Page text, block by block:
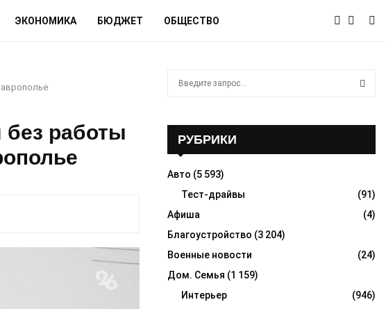
ЭКОНОМИКА БЮДЖЕТ ОБЩЕСТВО
без работы
o
R
C
H
РУБРИКИ
Авто (5 593)
Тест-драйвы
(91)
Афиша
(4)
Благоустройство (3 204)
Военные новости
(24)
Дом. Семья (1 159)
Интерьер
(946)